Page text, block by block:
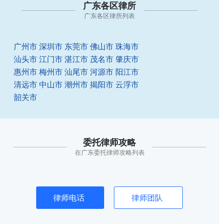
广东各区律所
广东各区律所列表
广州市 深圳市 东莞市 佛山市 珠海市
汕头市 江门市 湛江市 茂名市 肇庆市
惠州市 梅州市 汕尾市 河源市 阳江市
清远市 中山市 潮州市 揭阳市 云浮市
韶关市
委托律师攻略
在广东委托律师攻略列表
律师电话 律师团队